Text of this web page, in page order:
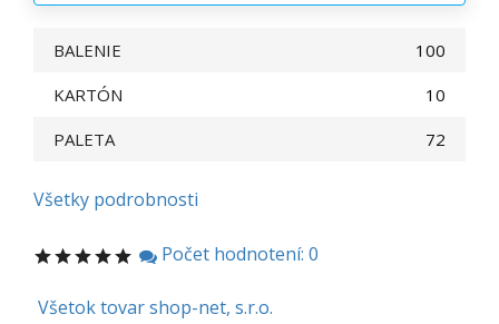
BALENIE
100
KARTÓN
10
PALETA
72
Všetky podrobnosti
Počet hodnotení: 0
Všetok tovar shop-net, s.r.o.